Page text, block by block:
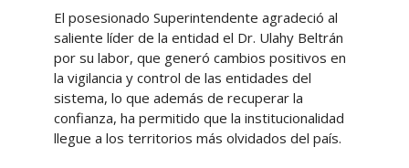
El posesionado Superintendente agradeció al
saliente líder de la entidad el Dr. Ulahy Beltrán
por su labor, que generó cambios positivos en
la vigilancia y control de las entidades del
sistema, lo que además de recuperar la
confianza, ha permitido que la institucionalidad
llegue a los territorios más olvidados del país.